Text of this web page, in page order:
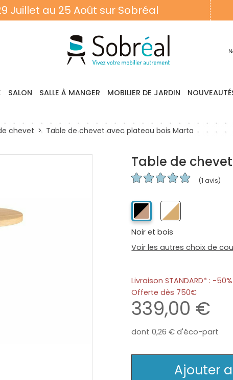
Juillet au 25 Août sur Sobréal
SALON SALLE À MANGER MOBILIER DE JARDIN
chevet Table de chevet avec plateau bois Marta
Table de
(1 avis)
Noir et bois
Voir les autres choix de
Livraison STANDARD* : -
Offerte dès 750
339,00
dont0,26d'éco-part
Ajouter